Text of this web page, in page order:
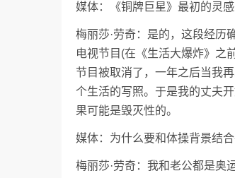
媒体：《铜牌巨星》最初的灵
梅丽莎·劳奇：是的，这段经历
电视节目(在《生活大爆炸》之
节目被取消了，一年之后当我
个生活的写照。于是我的丈夫
果可能是毁灭性的。
媒体：为什么要和体操背景结
梅丽莎·劳奇：我和老公都是奥